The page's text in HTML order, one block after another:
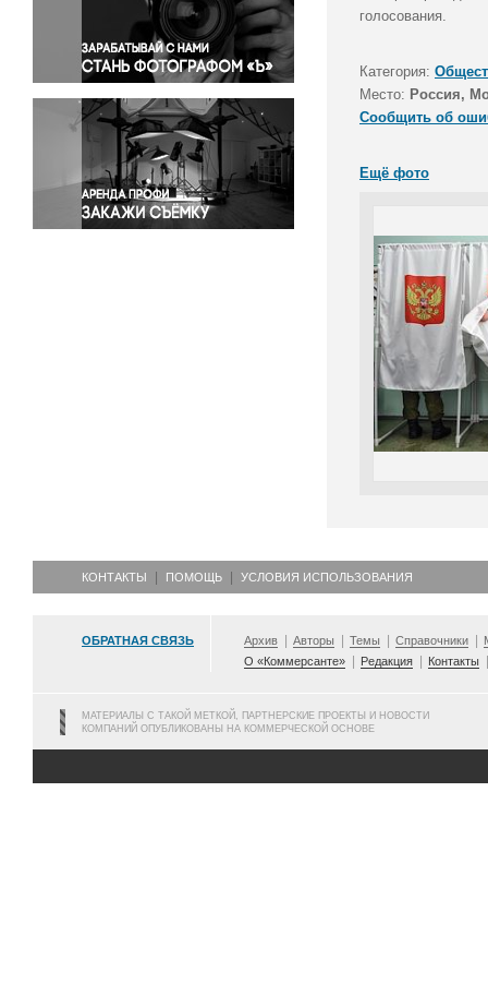
Правосудие
Происшествия и конфликты
Религия
Светская жизнь
Спорт
Экология
Экономика и бизнес
голосования.
Категория:
Место: Россия,
Сообщить об
Ещё фото
КОНТАКТЫ ПОМОЩЬ УСЛОВИЯ ИСПОЛЬЗОВАНИЯ
ОБРАТНАЯ СВЯЗЬ Архив Авторы Темы Справочники
О «Коммерсанте»
Редакция Контакты
МАТЕРИАЛЫ С ТАКОЙ МЕТКОЙ, ПАРТНЕРСКИЕ ПРОЕКТЫ И НОВОСТИ
КОМПАНИЙ ОПУБЛИКОВАНЫ НА КОММЕРЧЕСКОЙ ОСНОВЕ